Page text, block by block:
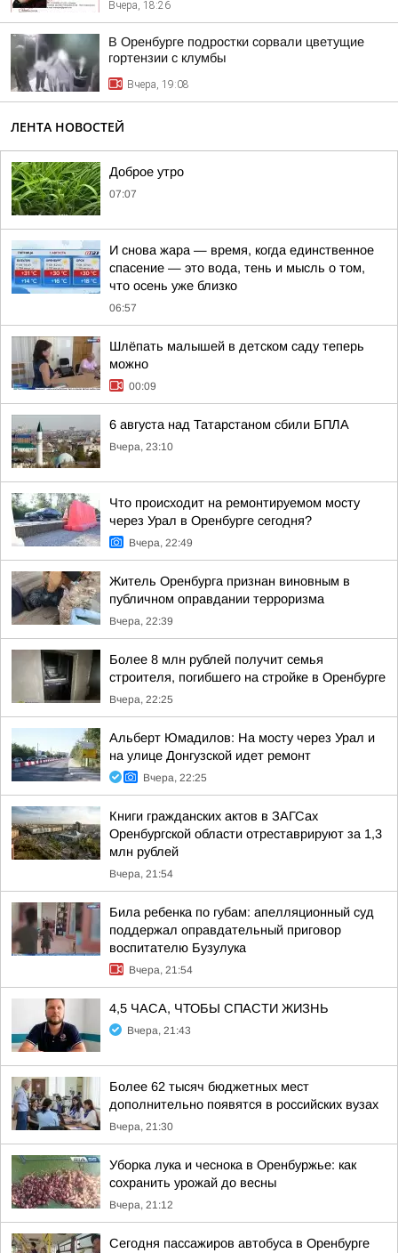
Вчера, 18:26
В Оренбурге подростки сорвали цветущие
гортензии с клумбы
Вчера, 19:08
ЛЕНТА НОВОСТЕЙ
Доброе утро
07:07
И снова жара — время, когда единственное
спасение — это вода, тень и мысль о том,
что осень уже близко
06:57
Шлёпать малышей в детском саду теперь
можно
00:09
6 августа над Татарстаном сбили БПЛА
Вчера, 23:10
Что происходит на ремонтируемом мосту
через Урал в Оренбурге сегодня?
Вчера, 22:49
Житель Оренбурга признан виновным в
публичном оправдании терроризма
Вчера, 22:39
Более 8 млн рублей получит семья
строителя, погибшего на стройке в Оренбурге
Вчера, 22:25
Альберт Юмадилов: На мосту через Урал и
на улице Донгузской идет ремонт
Вчера, 22:25
Книги гражданских актов в ЗАГСах
Оренбургской области отреставрируют за 1,3
млн рублей
Вчера, 21:54
Била ребенка по губам: апелляционный суд
поддержал оправдательный приговор
воспитателю Бузулука
Вчера, 21:54
4,5 ЧАСА, ЧТОБЫ СПАСТИ ЖИЗНЬ
Вчера, 21:43
Более 62 тысяч бюджетных мест
дополнительно появятся в российских вузах
Вчера, 21:30
Уборка лука и чеснока в Оренбуржье: как
сохранить урожай до весны
Вчера, 21:12
Сегодня пассажиров автобуса в Оренбурге